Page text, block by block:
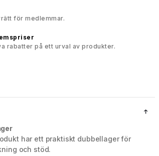
för medlemmar.
rabatter på ett urval av produkter.
har ett praktiskt dubbellager för
och stöd.